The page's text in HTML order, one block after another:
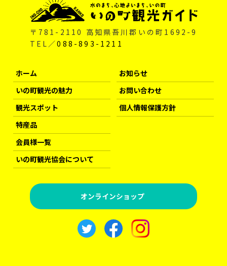
〒781-2110 高知県吾川郡いの町1692-9
TEL／088-893-1211
ホーム
いの町観光の魅力
観光スポット
特産品
お知らせ
お問い合わせ
個人情報保護方針
会員様一覧
いの町観光協会について
オンラインショップ